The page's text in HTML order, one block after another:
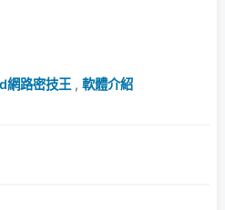
網路密技王 , 軟體介紹